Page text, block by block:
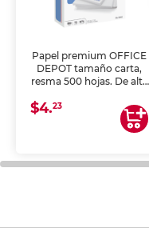
Papel premium OFFICE
DEPOT tamaño carta,
resma 500 hojas. De alta
uniforme, ideal para
impresoras de inyección
de tinta y láser,
general de oficina.
$4.23